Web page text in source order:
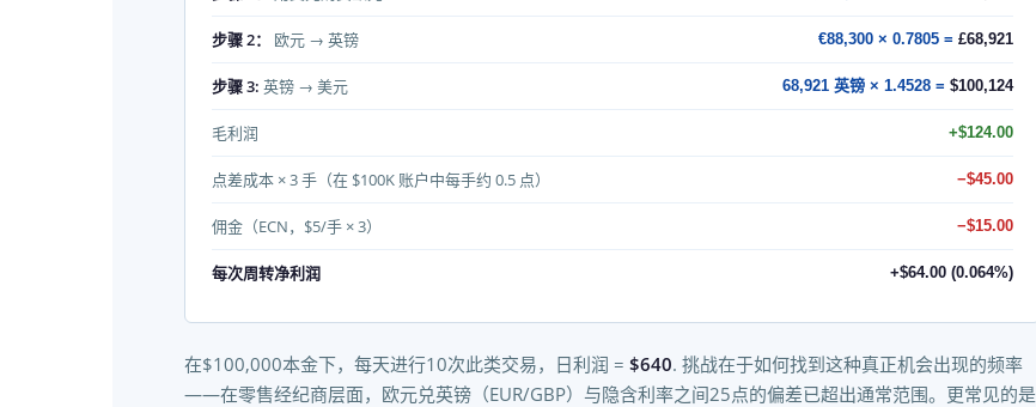
步骤 2： 欧元 → 英镑 €88,300 × 0.7805 = £68,921
步骤 3: 英镑 → 美元 68,921 英镑 × 1.4528 = $100,124
毛利润 +$124.00
点差成本 × 3 手（在 $100K 账户中每手约 0.5 点） −$45.00
佣金（ECN，$5/手 × 3） −$15.00
每次周转净利润 +$64.00 (0.064%)
在$100,000本金下，每天进行10次此类交易，日利润 = $640. 挑战在于如何找到这种真正机会出现的频率
——在零售经纪商层面，欧元兑英镑（EUR/GBP）与隐含利率之间25点的偏差已超出通常范围。更常见的是